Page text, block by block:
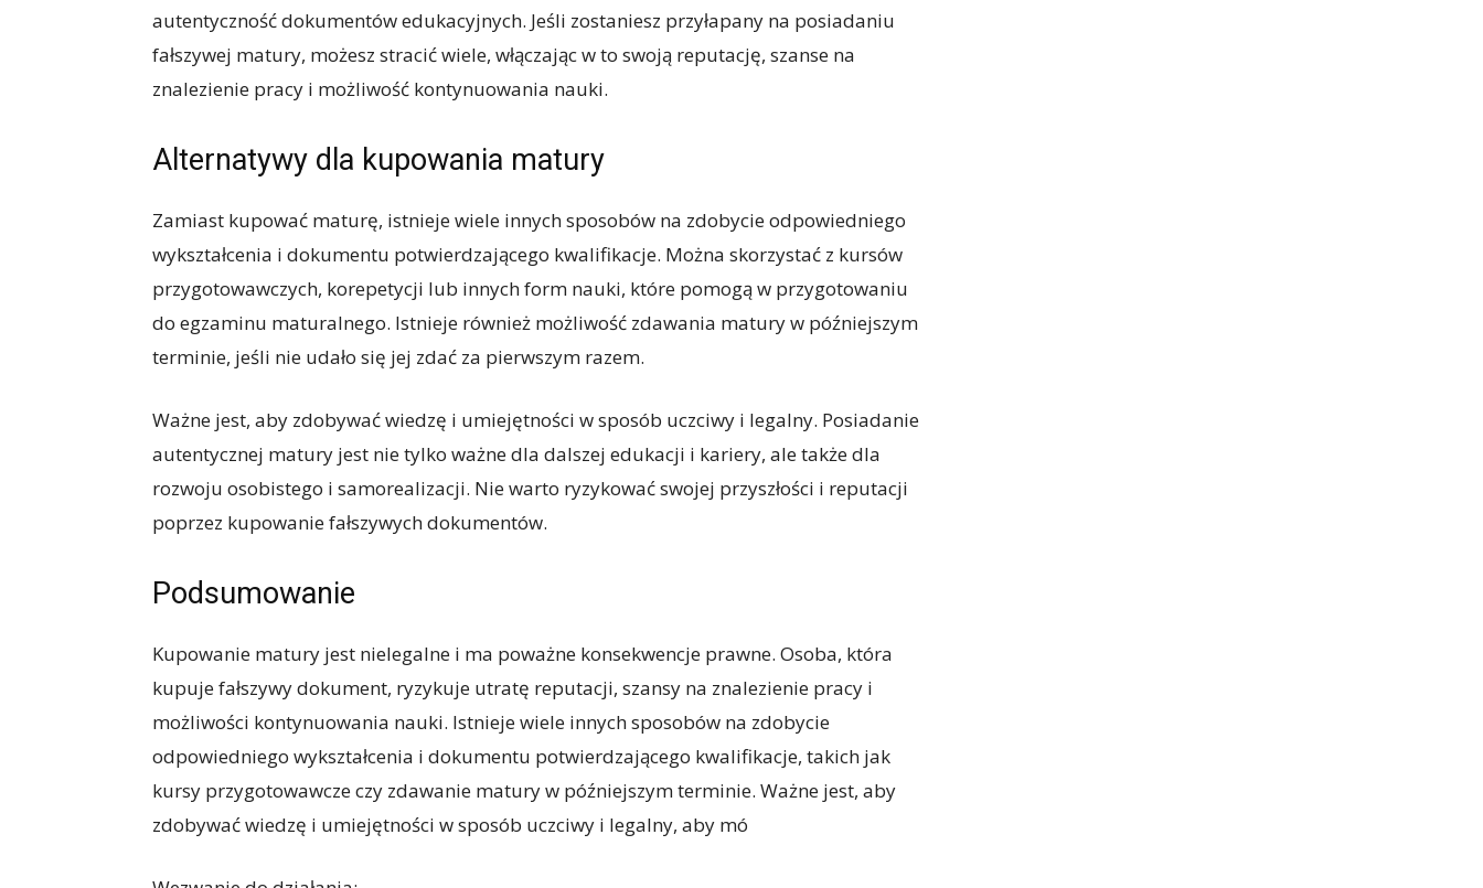
autentyczność dokumentów edukacyjnych. Jeśli zostaniesz przyłapany na posiadaniu
fałszywej matury, możesz stracić wiele, włączając w to swoją reputację, szanse na
znalezienie pracy i możliwość kontynuowania nauki.
Alternatywy dla kupowania matury
Zamiast kupować maturę, istnieje wiele innych sposobów na zdobycie odpowiedniego
wykształcenia i dokumentu potwierdzającego kwalifikacje. Można skorzystać z kursów
przygotowawczych, korepetycji lub innych form nauki, które pomogą w przygotowaniu
do egzaminu maturalnego. Istnieje również możliwość zdawania matury w późniejszym
terminie, jeśli nie udało się jej zdać za pierwszym razem.
Ważne jest, aby zdobywać wiedzę i umiejętności w sposób uczciwy i legalny. Posiadanie
autentycznej matury jest nie tylko ważne dla dalszej edukacji i kariery, ale także dla
rozwoju osobistego i samorealizacji. Nie warto ryzykować swojej przyszłości i reputacji
poprzez kupowanie fałszywych dokumentów.
Podsumowanie
Kupowanie matury jest nielegalne i ma poważne konsekwencje prawne. Osoba, która
kupuje fałszywy dokument, ryzykuje utratę reputacji, szansy na znalezienie pracy i
możliwości kontynuowania nauki. Istnieje wiele innych sposobów na zdobycie
odpowiedniego wykształcenia i dokumentu potwierdzającego kwalifikacje, takich jak
kursy przygotowawcze czy zdawanie matury w późniejszym terminie. Ważne jest, aby
zdobywać wiedzę i umiejętności w sposób uczciwy i legalny, aby mó